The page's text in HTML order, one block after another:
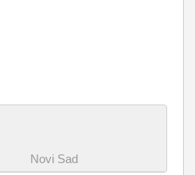
Novi Sad